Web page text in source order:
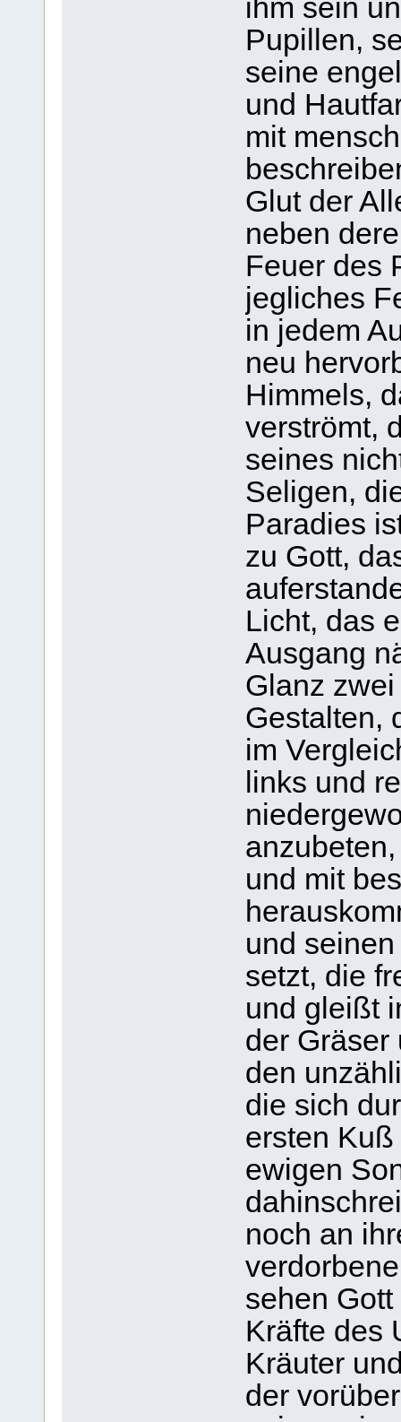
ihm sein
Pupillen,
seine
und
mit
Glut der
neben
Feuer des
jegliches
in jedem
neu
Himmels,
verströmt,
seines
Seligen,
Paradies
zu Gott,
Licht, das
Ausgang
Glanz
Gestalten,
im
links und
und mit
und
setzt, die
und gleißt
der Gräser
den
die sich
ersten
ewigen
noch an
sehen
Kräfte des
Kräuter
der